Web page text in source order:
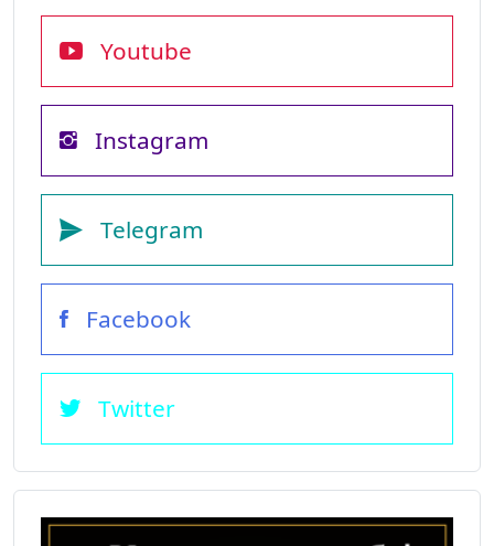
Youtube
Instagram
Telegram
Facebook
Twitter